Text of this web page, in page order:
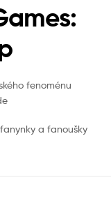
fenoménu
a fanoušky